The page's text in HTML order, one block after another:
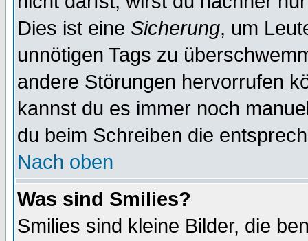
Dies ist eine Sicherung, um
unnötigen Tags zu
andere Störungen hervorrufen
kannst du es immer noch
du beim Schreiben die
Nach oben
Was sind Smilies?
Smilies sind kleine Bilder, die